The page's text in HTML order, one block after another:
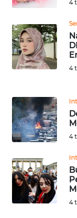
4
4
4
4
JAKARTA
WN
JABAR
WN
WN
NTT
WN
WN
PAPUA